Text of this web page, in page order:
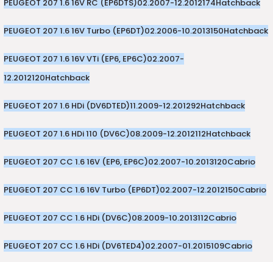
PEUGEOT 207 1.6 16V RC (EP6DTS)02.2007-12.2012174Hatchback
PEUGEOT 207 1.6 16V Turbo (EP6DT)02.2006-10.2013150Hatchback
PEUGEOT 207 1.6 16V VTi (EP6, EP6C)02.2007-
12.2012120Hatchback
PEUGEOT 207 1.6 HDi (DV6DTED)11.2009-12.201292Hatchback
PEUGEOT 207 1.6 HDi 110 (DV6C)08.2009-12.2012112Hatchback
PEUGEOT 207 CC 1.6 16V (EP6, EP6C)02.2007-10.2013120Cabrio
PEUGEOT 207 CC 1.6 16V Turbo (EP6DT)02.2007-12.2012150Cabrio
PEUGEOT 207 CC 1.6 HDi (DV6C)08.2009-10.2013112Cabrio
PEUGEOT 207 CC 1.6 HDi (DV6TED4)02.2007-01.2015109Cabrio